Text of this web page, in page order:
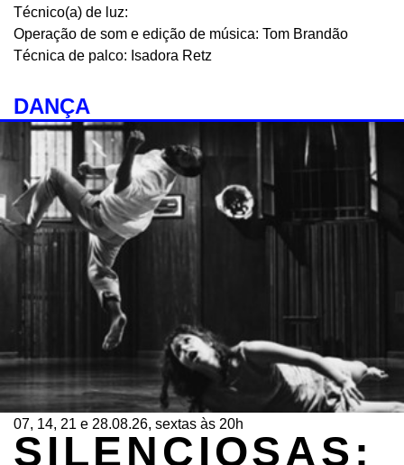
Técnico(a) de luz:
Operação de som e edição de música: Tom Brandão
Técnica de palco: Isadora Retz
DANÇA
07, 14, 21 e 28.08.26, sextas às 20h
SILENCIOSAS: